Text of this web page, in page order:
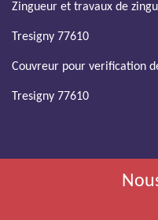
Zingueur et travaux de
Tresigny 77610
Couvreur pour verification
Tresigny 77610